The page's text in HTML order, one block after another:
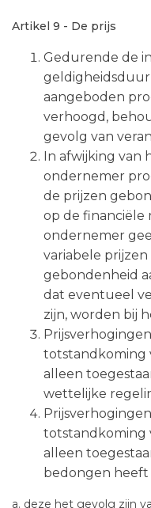
Artikel 9 - De prijs
Gedurende de
aangeboden
verhoogd,
gevolg van
In afwijking van
ondernemer
de prijzen
op de financiële
ondernemer
variabele prijzen
gebondenheid
dat eventueel
zijn, worden bij
totstandkoming
alleen
wettelijke
totstandkoming
alleen
bedongen heeft
a. deze het gevolg zijn